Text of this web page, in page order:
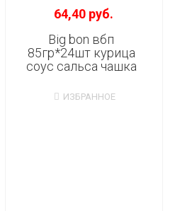
64,40 руб.
Big bon вбп
85гр*24шт курица
соус сальса чашка
ИЗБРАННОЕ